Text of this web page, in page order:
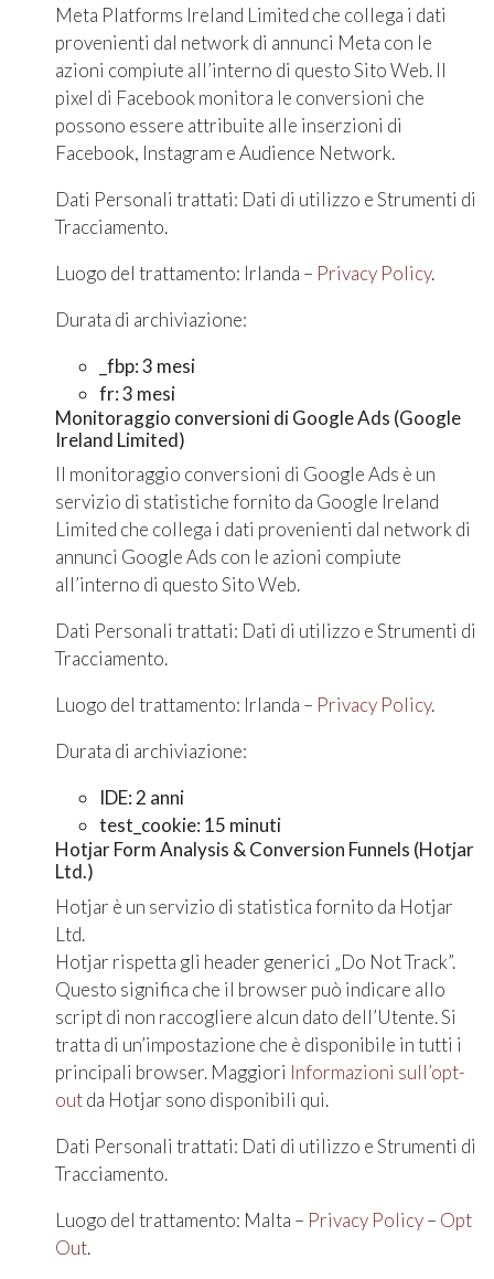
Meta Platforms Ireland Limited che collega i dati
provenienti dal network di annunci Meta con le
azioni compiute all’interno di questo Sito Web. Il
pixel di Facebook monitora le conversioni che
possono essere attribuite alle inserzioni di
Facebook, Instagram e Audience Network.
Dati Personali trattati: Dati di utilizzo e Strumenti di
Tracciamento.
Luogo del trattamento: Irlanda – Privacy Policy.
Durata di archiviazione:
_fbp: 3 mesi
fr: 3 mesi
Monitoraggio conversioni di Google Ads (Google
Ireland Limited)
Il monitoraggio conversioni di Google Ads è un
servizio di statistiche fornito da Google Ireland
Limited che collega i dati provenienti dal network di
annunci Google Ads con le azioni compiute
all’interno di questo Sito Web.
Dati Personali trattati: Dati di utilizzo e Strumenti di
Tracciamento.
Luogo del trattamento: Irlanda – Privacy Policy.
Durata di archiviazione:
IDE: 2 anni
test_cookie: 15 minuti
Hotjar Form Analysis & Conversion Funnels (Hotjar
Ltd.)
Hotjar è un servizio di statistica fornito da Hotjar
Ltd.
Hotjar rispetta gli header generici „Do Not Track”.
Questo significa che il browser può indicare allo
script di non raccogliere alcun dato dell’Utente. Si
tratta di un’impostazione che è disponibile in tutti i
principali browser. Maggiori Informazioni sull’opt-
outda Hotjar sono disponibili qui.
Dati Personali trattati: Dati di utilizzo e Strumenti di
Tracciamento.
Luogo del trattamento: Malta – Privacy Policy– Opt
Out.